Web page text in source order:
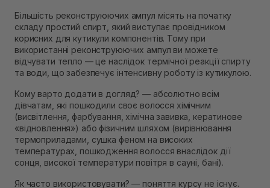
Більшість реконструюючих ампул місять на початку
складу простий спирт, який виступає провідником
корисних для кутикули компонентів. Тому при
використанні реконструюючих ампул ви можете
відчувати тепло — це наслідок термічної реакції спирту
та води, що забезпечує інтенсивну роботу із кутикулою.
Кому варто додати в догляд? — абсолютно всім
дівчатам, які пошкодили своє волосся хімічним
(висвітлення, фарбування, хімічна завивка, кератинове
«відновлення») або фізичним шляхом (вирівнювання
термоприладами, сушка феном на високих
температурах, пошкодження волосся внаслідок дії
сонця, високої температури повітря в сауні, бані).
Як часто використовувати? — поняття курсу не існує.